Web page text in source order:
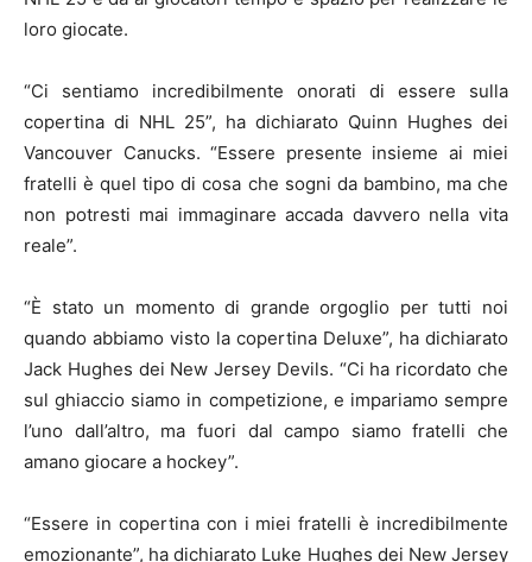
loro giocate.
“Ci sentiamo incredibilmente onorati di essere sulla
copertina di NHL 25”, ha dichiarato Quinn Hughes dei
Vancouver Canucks. “Essere presente insieme ai miei
fratelli è quel tipo di cosa che sogni da bambino, ma che
non potresti mai immaginare accada davvero nella vita
reale”.
“È stato un momento di grande orgoglio per tutti noi
quando abbiamo visto la copertina Deluxe”, ha dichiarato
Jack Hughes dei New Jersey Devils. “Ci ha ricordato che
sul ghiaccio siamo in competizione, e impariamo sempre
l’uno dall’altro, ma fuori dal campo siamo fratelli che
amano giocare a hockey”.
“Essere in copertina con i miei fratelli è incredibilmente
emozionante”, ha dichiarato Luke Hughes dei New Jersey